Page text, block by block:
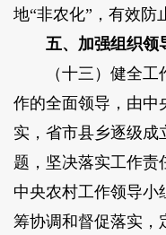
地“非农化”，有效防
五、加强组织领
（十三）健全工
作的全面领导，由中
实，省市县乡逐级成
题，坚决落实工作责
中央农村工作领导小
筹协调和督促落实，